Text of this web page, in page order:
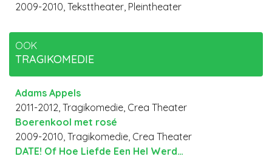
2009-2010, Teksttheater, Pleintheater
OOK
TRAGIKOMEDIE
Adams Appels
2011-2012, Tragikomedie, Crea Theater
Boerenkool met rosé
2009-2010, Tragikomedie, Crea Theater
DATE! Of Hoe Liefde Een Hel Werd…